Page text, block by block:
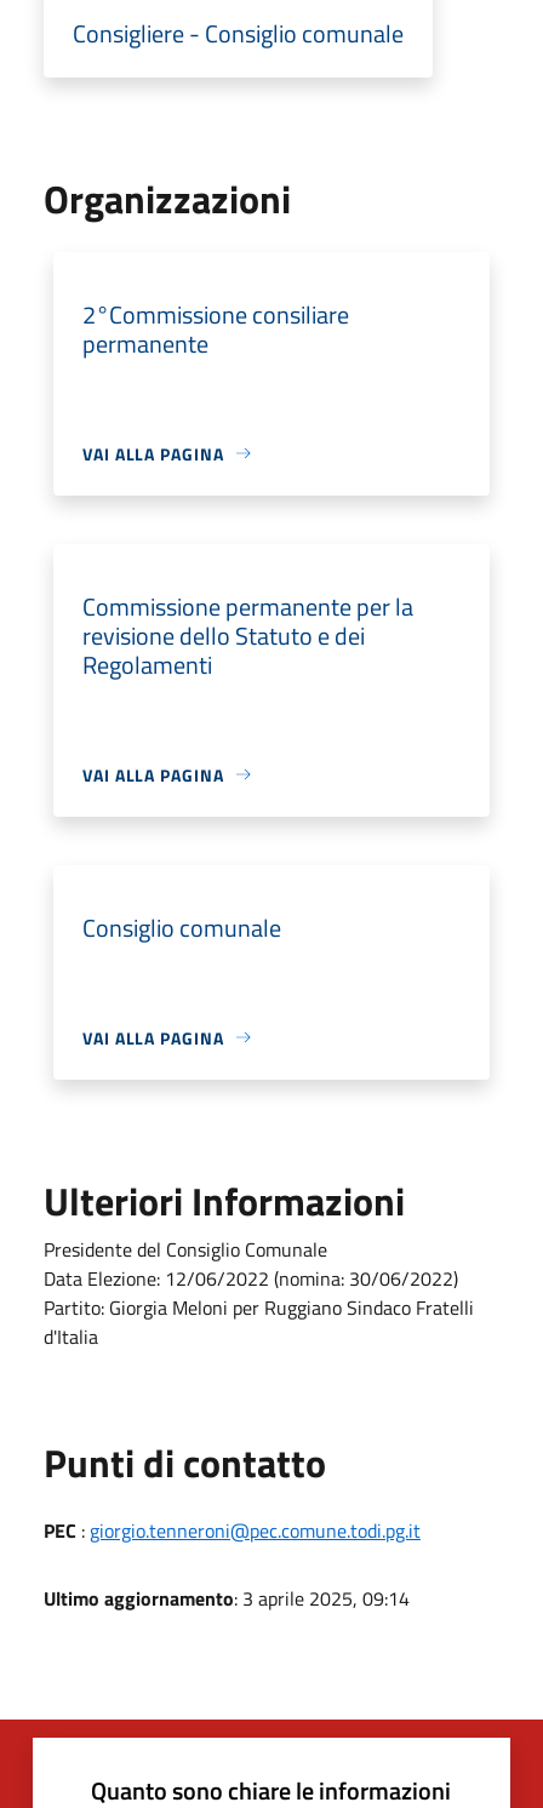
Consigliere - Consiglio comunale
Organizzazioni
2°Commissione consiliare
permanente
VAI ALLA PAGINA
Commissione permanente per la
revisione dello Statuto e dei
Regolamenti
VAI ALLA PAGINA
Consiglio comunale
VAI ALLA PAGINA
Ulteriori Informazioni
Presidente del Consiglio Comunale
Data Elezione: 12/06/2022 (nomina: 30/06/2022)
Partito: Giorgia Meloni per Ruggiano Sindaco Fratelli
d'Italia
Punti di contatto
PEC : giorgio.tenneroni@pec.comune.todi.pg.it
Ultimo aggiornamento: 3 aprile 2025, 09:14
Quanto sono chiare le informazioni